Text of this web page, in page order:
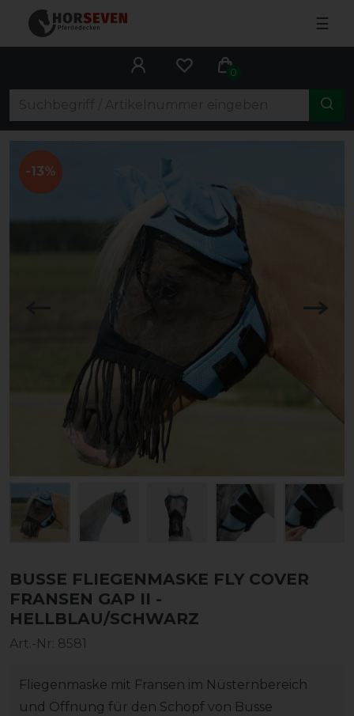
☰
0
-13%
BUSSE FLIEGENMASKE FLY COVER
FRANSEN GAP II -
HELLBLAU/SCHWARZ
Art.-Nr: 8581
Fliegenmaske mit Fransen im Nüsternbereich
und Öffnung für den Schopf von Busse